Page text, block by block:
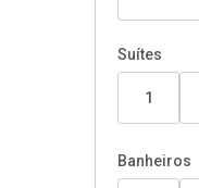
Suítes
1
Banheiros